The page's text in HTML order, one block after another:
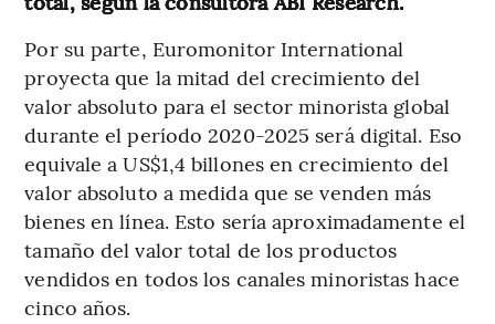
Por su parte, Euromonitor International
proyecta que la mitad del crecimiento del
valor absoluto para el sector minorista global
durante el período 2020-2025 será digital. Eso
equivale a US$1,4 billones en crecimiento del
valor absoluto a medida que se venden más
bienes en línea. Esto sería aproximadamente el
tamaño del valor total de los productos
vendidos en todos los canales minoristas hace
cinco años.